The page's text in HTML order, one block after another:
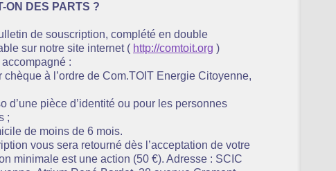
ON DES PARTS ?
de souscription, complété en double
sur notre site internet ( http://comtoit.org )
:
chèque à l’ordre de Com.TOIT Energie Citoyenne,
d’une pièce d’identité ou pour les personnes
;
de moins de 6 mois.
vous sera retourné dès l’acceptation de votre
minimale est une action (50 €). Adresse : SCIC